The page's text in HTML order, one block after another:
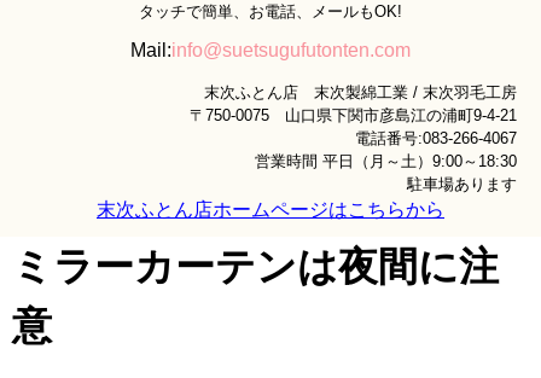
タッチで簡単、お電話、メールもOK!
Mail:info@suetsugufutonten.com
末次ふとん店 末次製綿工業 / 末次羽毛工房
〒750-0075 山口県下関市彦島江の浦町9-4-21
電話番号:083-266-4067
営業時間 平日（月～土）9:00～18:30
駐車場あります
末次ふとん店ホームページはこちらから
ミラーカーテンは夜間に注
意